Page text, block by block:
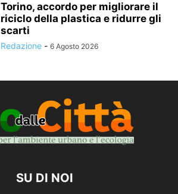
Torino, accordo per migliorare il
riciclo della plastica e ridurre gli
scarti
Redazione - 6 Agosto 2026
SU DI NOI